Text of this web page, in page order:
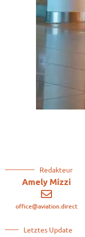
Redakteur
Amely Mizzi
office@aviation.direct
Letztes Update